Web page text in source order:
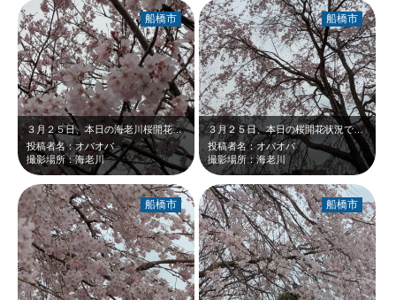
３月２５日、本日の海老川桜開花状況です。ひかん桜満開です。
投稿者名：オバオバ
撮影場所：海老川
船橋市
３月２５日、本日の桜開花状況です。ひかん桜、満開でした。
投稿者名：オバオバ
撮影場所：海老川
船橋市
船橋市 船橋市